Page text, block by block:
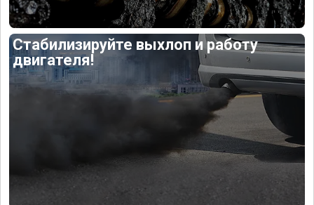
Стабилизируйте выхлоп и работу
двигателя!